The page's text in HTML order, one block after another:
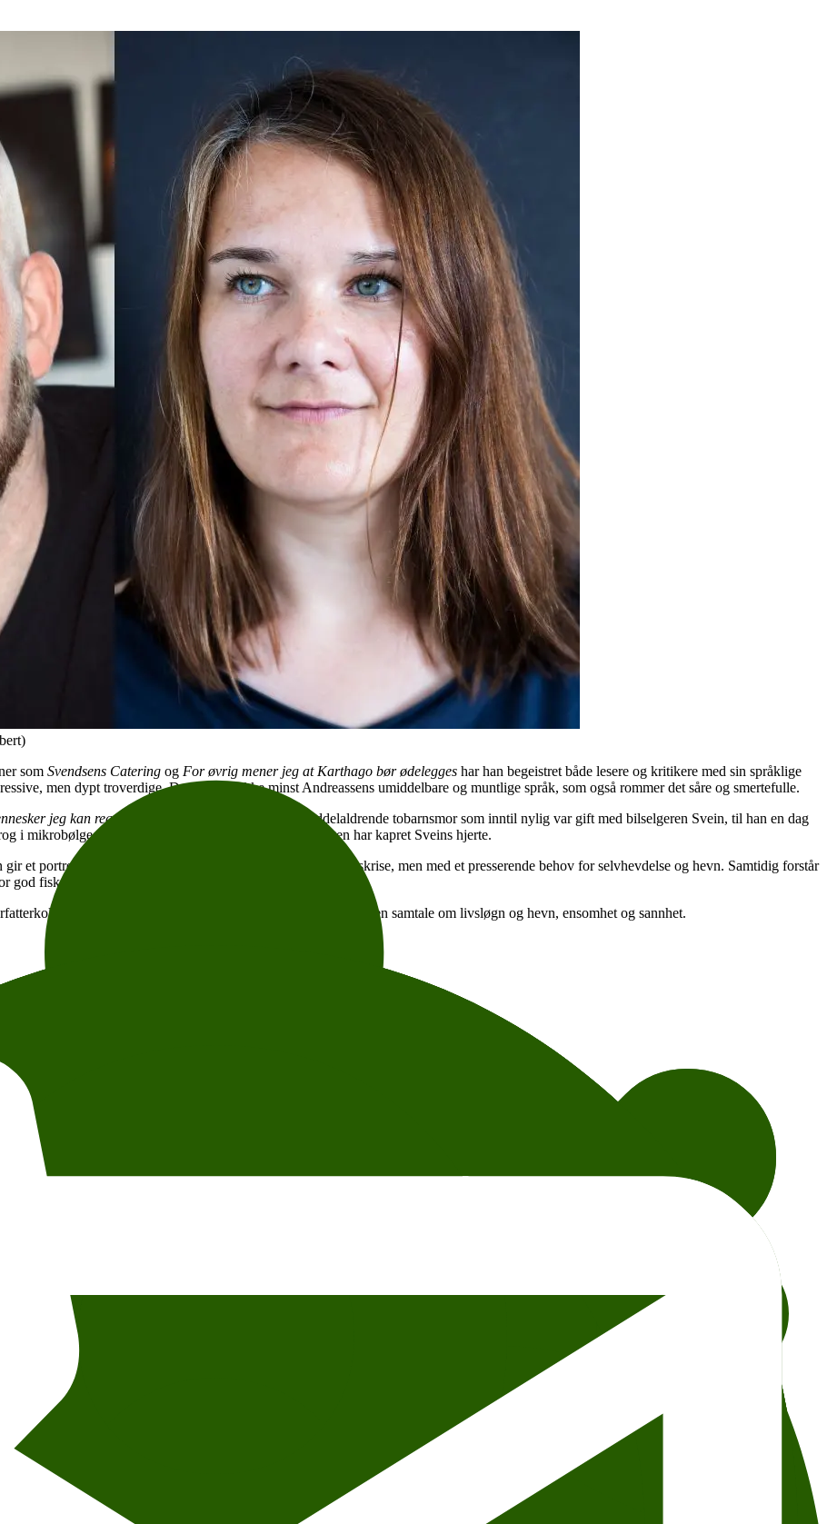
som Svendsens Catering og For øvrig mener jeg at Karthago bør ødelegges har han begeistret både lesere og kritikere med sin språklige
men dypt troverdige. Det skyldes ikke minst Andreassens umiddelbare og muntlige språk, som også rommer det såre og smertefulle.
jeg kan regne med
følger Linda Hansen, en middelaldrende tobarnsmor som inntil nylig var gift med bilselgeren Svein, til han en dag
i mikrobølgeovnen. Den mange år yngre Veronika Hagen har kapret Sveins hjerte.
et portrett av et menneske som står midt i en sorg og en livskrise, men med et presserende behov for selvhevdelse og hevn. Samtidig forstår
god fisk.
. Nå møtes Aubert og Andreassen til en samtale om livsløgn og hevn, ensomhet og sannhet.